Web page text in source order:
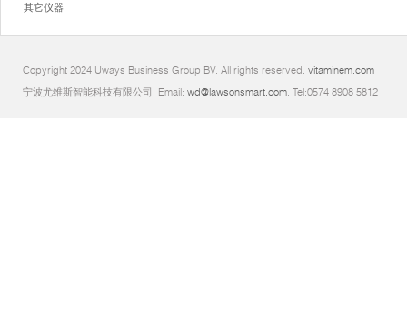
其它仪器
Copyright 2024 Uways Business Group BV. All rights reserved. vitaminem.com
宁波尤维斯智能科技有限公司. Email: wd@lawsonsmart.com. Tel:0574 8908 5812